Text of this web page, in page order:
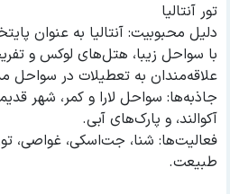
تور آنتالیا
دلیل محبوبیت: آنتالیا به عنوان
با سواحل زیبا، هتل‌های لوکس و
علاقه‌مندان به تعطیلات در سواحل
جاذبه‌ها: سواحل لارا و کمر، شهر
آکوالند، و پارک‌های آبی.
فعالیت‌ها: شنا، جت‌اسکی، غواصی،
طبیعت.